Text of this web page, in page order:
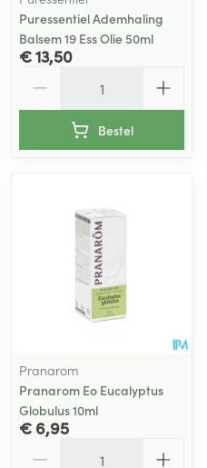
Puressentiel Ademhaling
Balsem 19 Ess Olie 50ml
€ 13,50
Bestel
Pranarom
Pranarom Eo Eucalyptus
Globulus 10ml
€ 6,95